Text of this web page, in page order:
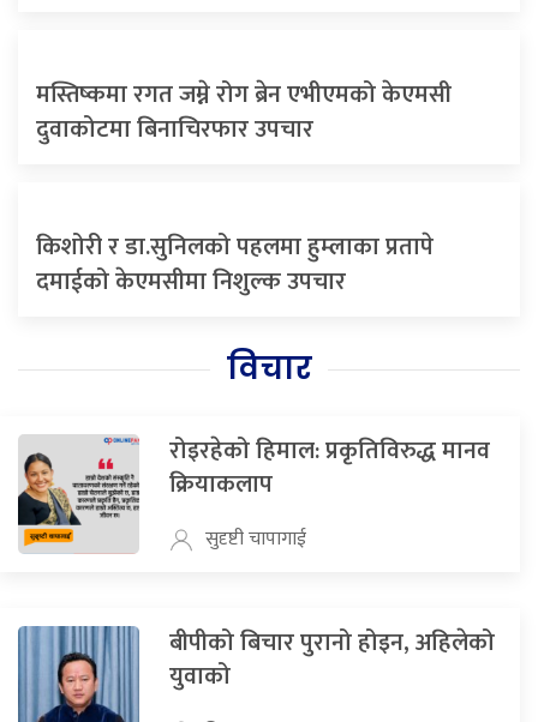
मस्तिष्कमा रगत जम्ने रोग ब्रेन एभीएमको केएमसी
दुवाकोटमा बिनाचिरफार उपचार
किशोरी र डा.सुनिलको पहलमा हुम्लाका प्रतापे
दमाईको केएमसीमा निशुल्क उपचार
विचार
रोइरहेको हिमाल: प्रकृतिविरुद्ध मानव
क्रियाकलाप
सुदृष्टी चापागाई
बीपीको बिचार पुरानो होइन, अहिलेको
युवाको